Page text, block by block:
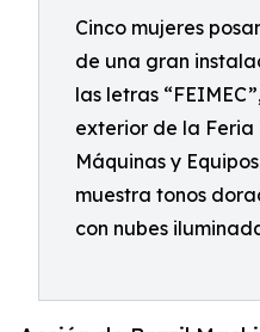
Cinco mujeres
de una gran
las letras
exterior de la
Máquinas y
muestra tonos
con nubes